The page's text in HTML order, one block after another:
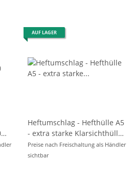
AUF LAGER
Heftumschlag - Hefthülle A5
- extra starke Klarsichthülle
"Hausaufgabenheft - Für
Schlaue "
Preise nach Freischaltung als Händler
sichtbar